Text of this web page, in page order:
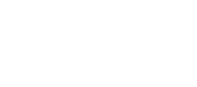
des Fahrzeugs zu erhalten.
Eingriffe, um Mängel zu beheben und die